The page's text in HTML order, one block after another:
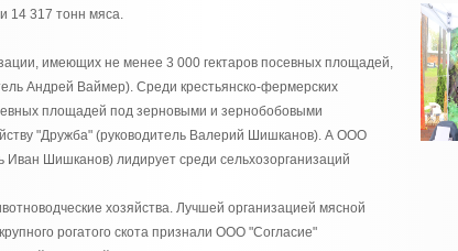
14 317 тонн мяса.
имеющих не менее 3 000 гектаров посевных площадей,
Андрей Ваймер). Среди крестьянско-фермерских
площадей под зерновыми и зернобобовыми
"Дружба" (руководитель Валерий Шишканов). А ООО
Иван Шишканов) лидирует среди сельхозорганизаций
хозяйства. Лучшей организацией мясной
рогатого скота признали ООО "Согласие"